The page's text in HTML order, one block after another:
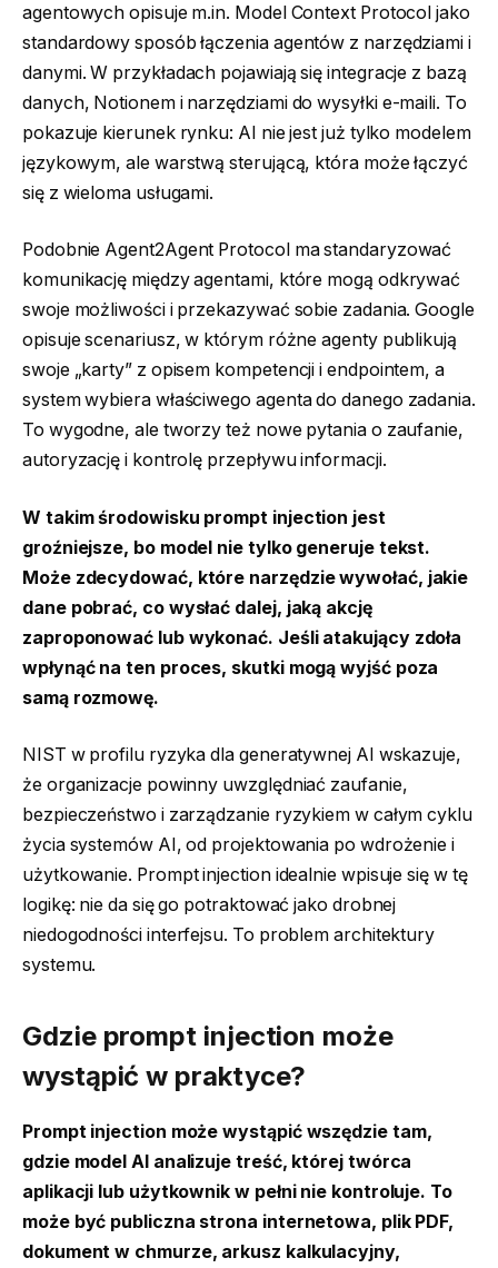
agentowych opisuje m.in. Model Context Protocol jako
standardowy sposób łączenia agentów z narzędziami i
danymi. W przykładach pojawiają się integracje z bazą
danych, Notionem i narzędziami do wysyłki e-maili. To
pokazuje kierunek rynku: AI nie jest już tylko modelem
językowym, ale warstwą sterującą, która może łączyć
się z wieloma usługami.
Podobnie Agent2Agent Protocol ma standaryzować
komunikację między agentami, które mogą odkrywać
swoje możliwości i przekazywać sobie zadania. Google
opisuje scenariusz, w którym różne agenty publikują
swoje „karty” z opisem kompetencji i endpointem, a
system wybiera właściwego agenta do danego zadania.
To wygodne, ale tworzy też nowe pytania o zaufanie,
autoryzację i kontrolę przepływu informacji.
W takim środowisku prompt injection jest
groźniejsze, bo model nie tylko generuje tekst.
Może zdecydować, które narzędzie wywołać, jakie
dane pobrać, co wysłać dalej, jaką akcję
zaproponować lub wykonać. Jeśli atakujący zdoła
wpłynąć na ten proces, skutki mogą wyjść poza
samą rozmowę.
NIST w profilu ryzyka dla generatywnej AI wskazuje,
że organizacje powinny uwzględniać zaufanie,
bezpieczeństwo i zarządzanie ryzykiem w całym cyklu
życia systemów AI, od projektowania po wdrożenie i
użytkowanie. Prompt injection idealnie wpisuje się w tę
logikę: nie da się go potraktować jako drobnej
niedogodności interfejsu. To problem architektury
systemu.
Gdzie prompt injection może
wystąpić w praktyce?
Prompt injection może wystąpić wszędzie tam,
gdzie model AI analizuje treść, której twórca
aplikacji lub użytkownik w pełni nie kontroluje. To
może być publiczna strona internetowa, plik PDF,
dokument w chmurze, arkusz kalkulacyjny,